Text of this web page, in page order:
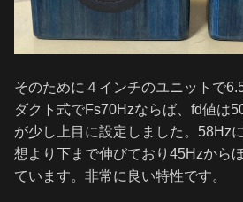
そのために４インチのユニットで
ダクト式でFs70Hzならば、fd値は
が少し上目に設定しました。58Hz
想より下まで伸びており45Hzから
ています。非常に良い特性です。